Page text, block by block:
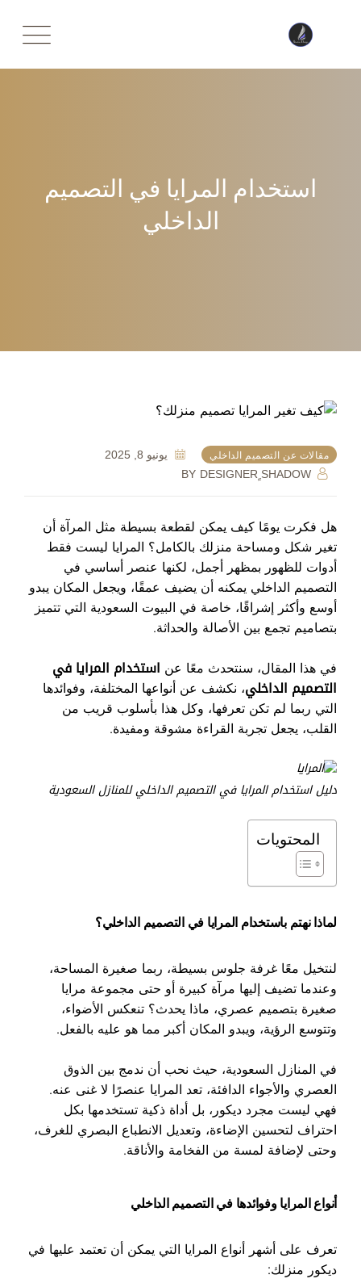
استخدام المرايا في التصميم
الداخلي
مقالات عن التصميم الداخلي
يونيو 8, 2025
BY DESIGNER ٍSHADOW
هل فكرت يومًا كيف يمكن لقطعة بسيطة مثل المرآة أن
تغير شكل ومساحة منزلك بالكامل؟ المرايا ليست فقط
أدوات للظهور بمظهر أجمل، لكنها عنصر أساسي في
التصميم الداخلي يمكنه أن يضيف عمقًا، ويجعل المكان يبدو
أوسع وأكثر إشراقًا، خاصة في البيوت السعودية التي تتميز
بتصاميم تجمع بين الأصالة والحداثة.
في هذا المقال، سنتحدث معًا عن استخدام المرايا في
التصميم الداخلي، نكشف عن أنواعها المختلفة، وفوائدها
التي ربما لم تكن تعرفها، وكل هذا بأسلوب قريب من
القلب، يجعل تجربة القراءة مشوقة ومفيدة.
دليل استخدام المرايا في التصميم الداخلي للمنازل السعودية
المحتويات
لماذا نهتم باستخدام المرايا في التصميم الداخلي؟
لنتخيل معًا غرفة جلوس بسيطة، ربما صغيرة المساحة،
وعندما تضيف إليها مرآة كبيرة أو حتى مجموعة مرايا
صغيرة بتصميم عصري، ماذا يحدث؟ تنعكس الأضواء،
وتتوسع الرؤية، ويبدو المكان أكبر مما هو عليه بالفعل.
في المنازل السعودية، حيث نحب أن ندمج بين الذوق
العصري والأجواء الدافئة، تعد المرايا عنصرًا لا غنى عنه.
فهي ليست مجرد ديكور، بل أداة ذكية تستخدمها بكل
احتراف لتحسين الإضاءة، وتعديل الانطباع البصري للغرف،
وحتى لإضافة لمسة من الفخامة والأناقة.
أنواع المرايا وفوائدها في التصميم الداخلي
تعرف على أشهر أنواع المرايا التي يمكن أن تعتمد عليها في
ديكور منزلك: